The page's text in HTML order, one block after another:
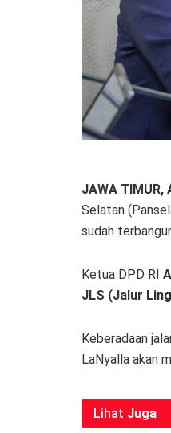
JAWA
Selatan
sudah
Ketua DPD RI
JLS (Jalur
Keberadaan
LaNyalla akan
Lihat Juga